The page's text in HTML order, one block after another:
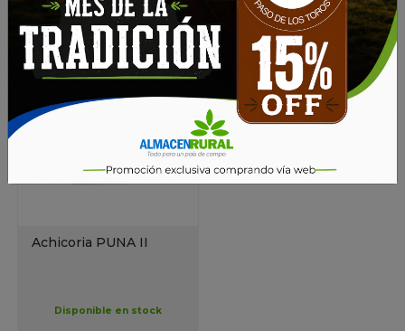
Achicorias
Achicoria PUNA II
Disponible en stock